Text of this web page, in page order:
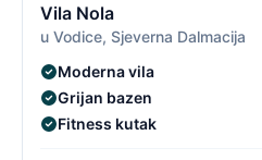
Vila Nola
u Vodice, Sjeverna Dalmacija
Moderna vila
Grijan bazen
Fitness kutak